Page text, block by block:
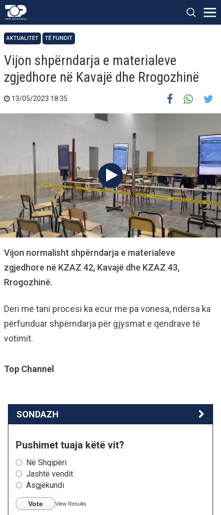
AKTUALITET TË FUNDIT
Vijon shpërndarja e materialeve
zgjedhore në Kavajë dhe Rrogozhinë
13/05/2023 18:35
Vijon normalisht shpërndarja e materialeve
zgjedhore në KZAZ 42, Kavajë dhe KZAZ 43,
Rrogozhinë.
Deri më tani procesi ka ecur me pa vonesa, ndërsa ka
përfunduar shpërndarja për gjysmat e qendrave të
votimit.
Top Channel
SONDAZH
Pushimet tuaja këtë vit?
Në Shqipëri
Jashtë vendit
Asgjëkundi
Vote View Results